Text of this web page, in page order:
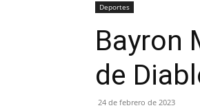
Deportes
Bayron
de
24 de febrero de 2023